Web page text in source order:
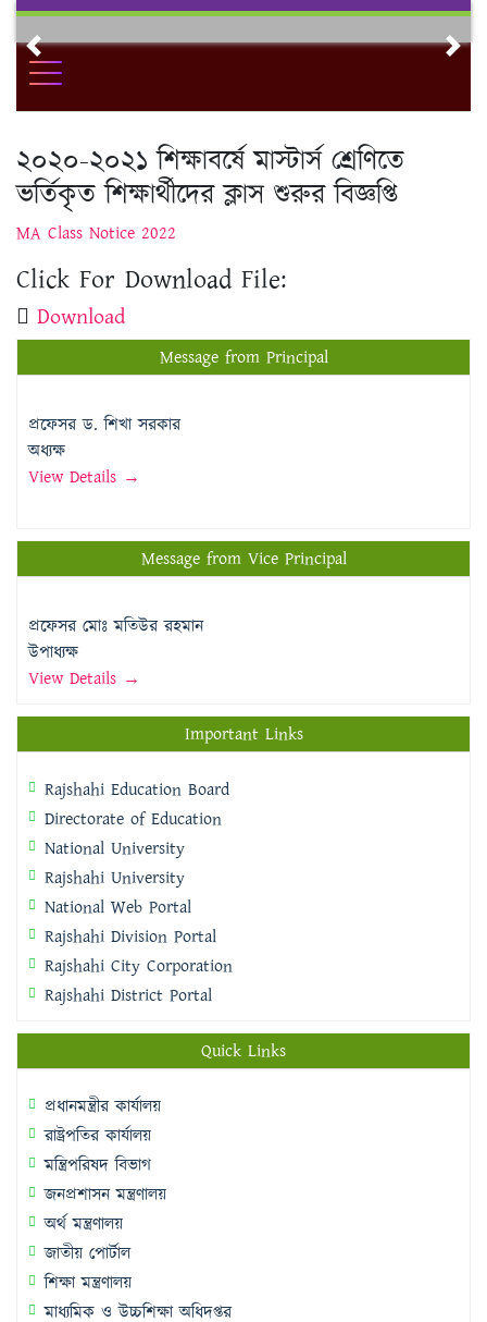
Skip
contentPrevious
২০২০-২০২১ শিক্ষাবর্ষে মাস্টার্স শ্রেণিতে
ভর্তিকৃত শিক্ষার্থীদের ক্লাস শুরুর বিজ্ঞপ্তি
MA Class Notice 2022
Click For Download File:
Download
Message from Principal
প্রফেসর ড. শিখা সরকার
অধ্যক্ষ
View Details →
Message from Vice Principal
প্রফেসর মোঃ মতিউর রহমান
উপাধ্যক্ষ
View Details →
Important Links
Rajshahi Education Board
Directorate of Education
National University
Rajshahi University
National Web Portal
Rajshahi Division Portal
Rajshahi City Corporation
Rajshahi District Portal
Quick Links
প্রধানমন্ত্রীর কার্যালয়
রাষ্ট্রপতির কার্যালয়
মন্ত্রিপরিষদ বিভাগ
জনপ্রশাসন মন্ত্রণালয়
অর্থ মন্ত্রণালয়
জাতীয় পোর্টাল
শিক্ষা মন্ত্রণালয়
মাধ্যমিক ও উচ্চশিক্ষা অধিদপ্তর